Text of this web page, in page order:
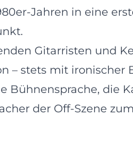
Jahren in eine
Gitarristen und
– stets mit ironischer
Bühnensprache, die
der Off-Szene